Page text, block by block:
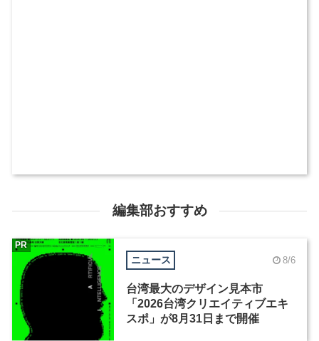
編集部おすすめ
ニュース 8/6
台湾最大のデザイン見本市
「2026台湾クリエイティブエキ
スポ」が8月31日まで開催
PR